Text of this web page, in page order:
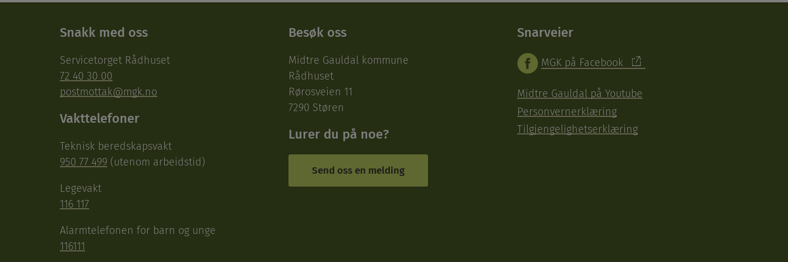
Snakk med oss
Servicetorget Rådhuset
72 40 30 00
postmottak@mgk.no
Vakttelefoner
Teknisk beredskapsvakt
950 77 499 (utenom arbeidstid)
Legevakt
116 117
Alarmtelefonen for barn og unge
116111
Besøk oss
Midtre Gauldal kommune
Rådhuset
Rørosveien 11
7290 Støren
Lurer du på noe?
Send oss en melding
Snarveier
MGK på Facebook
Midtre Gauldal på Youtube
Personvernerklæring
Tilgjengelighetserklæring